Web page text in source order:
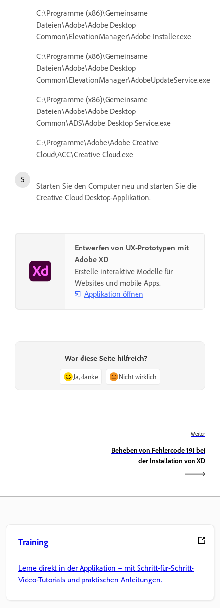
C:\Programme (x86)\Gemeinsame
Dateien\Adobe\Adobe Desktop
Common\ElevationManager\Adobe Installer.exe
C:\Programme (x86)\Gemeinsame
Dateien\Adobe\Adobe Desktop
Common\ElevationManager\AdobeUpdateService.exe
C:\Programme (x86)\Gemeinsame
Dateien\Adobe\Adobe Desktop
Common\ADS\Adobe Desktop Service.exe
C:\Programme\Adobe\Adobe Creative
Cloud\ACC\Creative Cloud.exe
Starten Sie den Computer neu und starten Sie die
Creative Cloud Desktop-Applikation.
Entwerfen von UX-Prototypen mit
Adobe XD
Erstelle interaktive Modelle für
Websites und mobile Apps.
Applikation öffnen
War diese Seite hilfreich?
Ja, danke Nicht wirklich
Weiter
Beheben von Fehlercode 191 bei
der Installation von XD
Training
Lerne direkt in der Applikation – mit Schritt-für-Schritt-
Video-Tutorials und praktischen Anleitungen.